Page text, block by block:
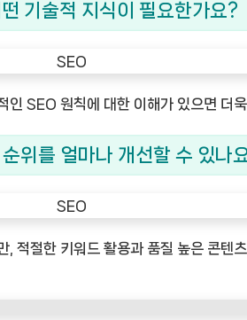
기술적 지식이 필요한가요?
SEO 원칙에 대한 이해가 있으면 더
위를 얼마나 개선할 수 있나
적절한 키워드 활용과 품질 높은 콘텐